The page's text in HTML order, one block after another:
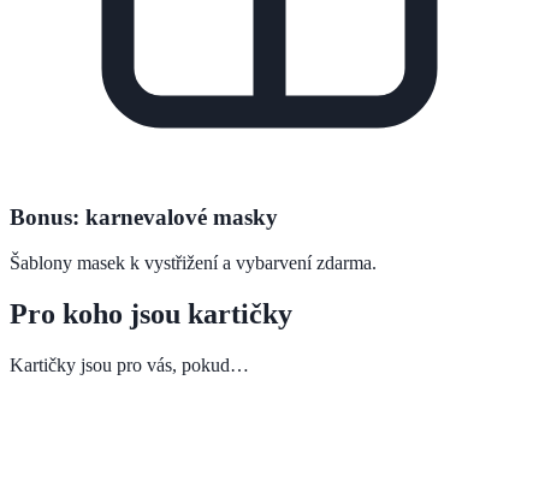
Bonus: karnevalové masky
Šablony masek k vystřižení a vybarvení zdarma.
Pro koho jsou kartičky
Kartičky jsou pro vás, pokud…